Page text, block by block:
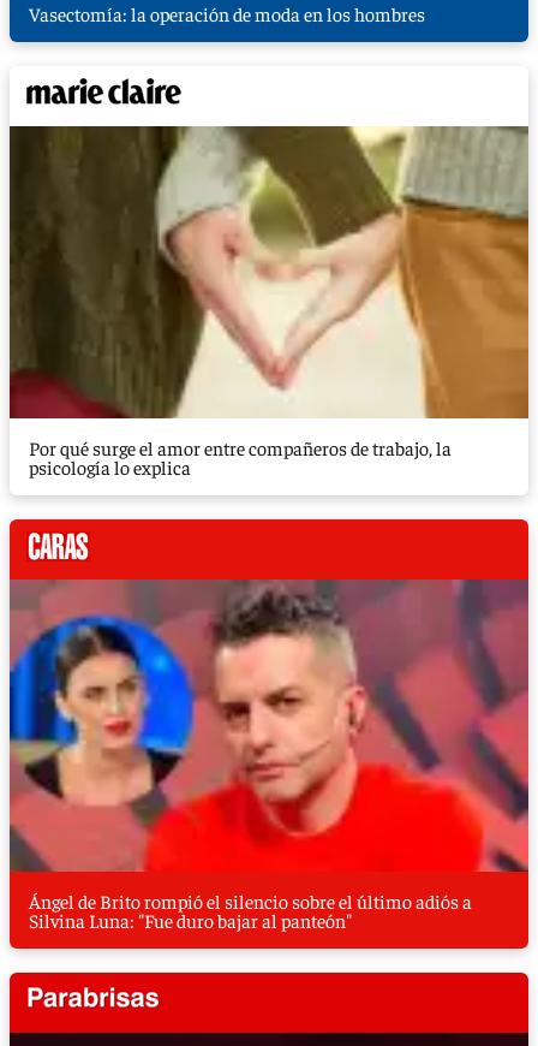
Vasectomía: la operación de moda en los hombres
Por qué surge el amor entre compañeros de trabajo, la
psicología lo explica
Ángel de Brito rompió el silencio sobre el último adiós a
Silvina Luna: "Fue duro bajar al panteón"